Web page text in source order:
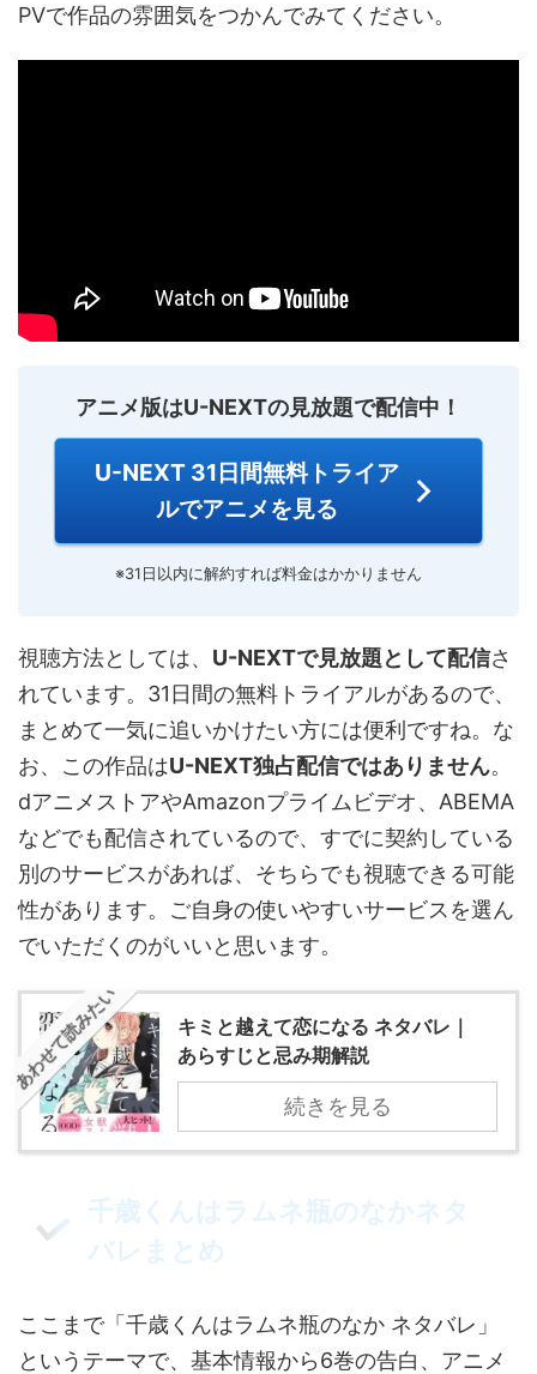
PVで作品の雰囲気をつかんでみてください。
アニメ版はU-NEXTの見放題で配信中！
U-NEXT 31日間無料トライア
ルでアニメを見る
※31日以内に解約すれば料金はかかりません
視聴方法としては、 U-NEXTで見放題として配信さ
れています。31日間の無料トライアルがあるので、
まとめて一気に追いかけたい方には便利ですね。な
お、この作品はU-NEXT独占配信ではありません。
dアニメストアやAmazonプライムビデオ、ABEMA
などでも配信されているので、すでに契約している
別のサービスがあれば、そちらでも視聴できる可能
性があります。ご自身の使いやすいサービスを選ん
でいただくのがいいと思います。
あわせて読みたい
キミと越えて恋になる ネタバレ｜
あらすじと忌み期解説
続きを見る
千歳くんはラムネ瓶のなかネタ
バレまとめ
ここまで「千歳くんはラムネ瓶のなか ネタバレ」
というテーマで、基本情報から6巻の告白、アニメ